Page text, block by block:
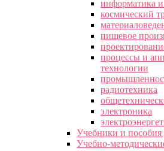
информатика
космический
пищевое
процессы и
технологии
радиотехника
электроника
Учебники и пособия
Учебно-